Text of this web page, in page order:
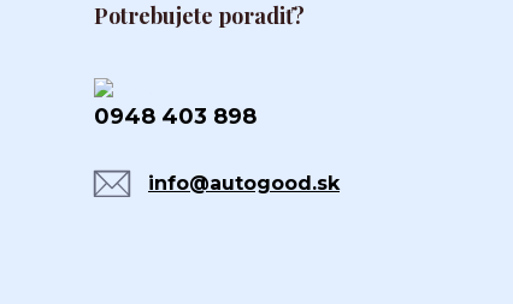
Potrebujete poradiť?
0948 403 898
info@autogood.sk